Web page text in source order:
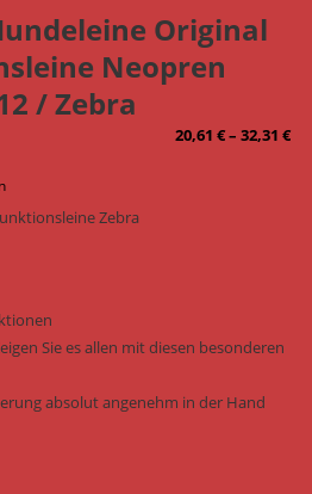
Original
Neopren
/ Zebra
20,61€–32,31€
Zebra
Sie es allen mit diesen besonderen
absolut angenehm in der Hand